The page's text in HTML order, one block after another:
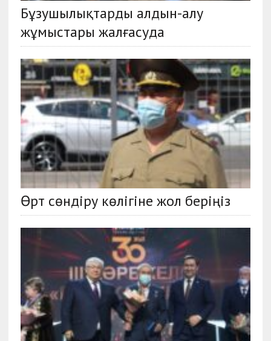
Бұзушылықтарды алдын-алу
жұмыстары жалғасуда
Өрт сөндіру көлігіне жол беріңіз